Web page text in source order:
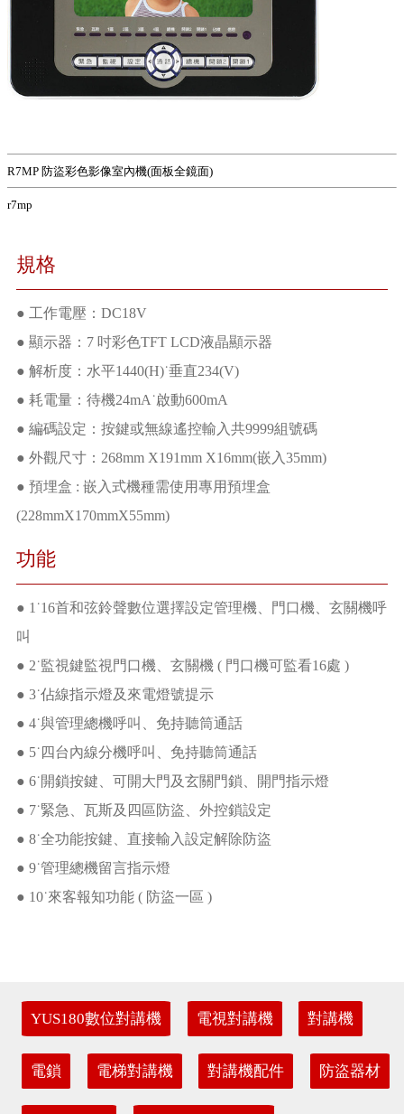
R7MP 防盜彩色影像室內機(面板全鏡面)
r7mp
規格
● 工作電壓：DC18V
● 顯示器：7 吋彩色TFT LCD液晶顯示器
● 解析度：水平1440(H)˙垂直234(V)
● 耗電量：待機24mA˙啟動600mA
● 編碼設定：按鍵或無線遙控輸入共9999組號碼
● 外觀尺寸：268mm X191mm X16mm(嵌入35mm)
● 預埋盒 : 嵌入式機種需使用專用預埋盒
(228mmX170mmX55mm)
功能
● 1˙16首和弦鈴聲數位選擇設定管理機、門口機、玄關機呼
叫
● 2˙監視鍵監視門口機、玄關機 ( 門口機可監看16處 )
● 3˙佔線指示燈及來電燈號提示
● 4˙與管理總機呼叫、免持聽筒通話
● 5˙四台內線分機呼叫、免持聽筒通話
● 6˙開鎖按鍵、可開大門及玄關門鎖、開門指示燈
● 7˙緊急、瓦斯及四區防盜、外控鎖設定
● 8˙全功能按鍵、直接輸入設定解除防盜
● 9˙管理總機留言指示燈
● 10˙來客報知功能 ( 防盜一區 )
YUS180數位對講機 電視對講機 對講機
電鎖 電梯對講機 對講機配件 防盜器材